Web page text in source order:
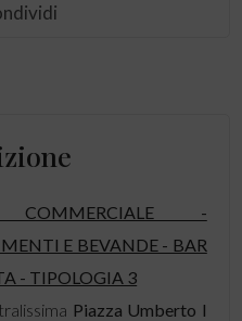
COMMERCIALE -
E BEVANDE - BAR
- TIPOLOGIA 3
Piazza Umberto I